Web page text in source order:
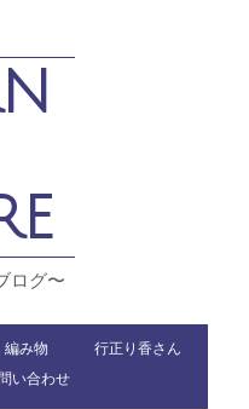
ログ〜
編み物
行正り香さん
い合わせ